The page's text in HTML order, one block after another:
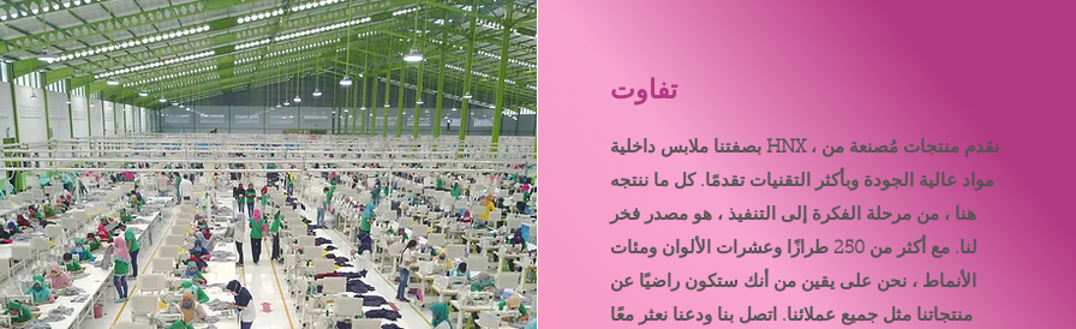
تفاوت
بصفتنا ملابس داخلية HNX ، نقدم منتجات مُصنعة من
مواد عالية الجودة وبأكثر التقنيات تقدمًا. كل ما ننتجه
هنا ، من مرحلة الفكرة إلى التنفيذ ، هو مصدر فخر
لنا. مع أكثر من 250 طرازًا وعشرات الألوان ومئات
الأنماط ، نحن على يقين من أنك ستكون راضيًا عن
منتجاتنا مثل جميع عملائنا. اتصل بنا ودعنا نعثر معًا